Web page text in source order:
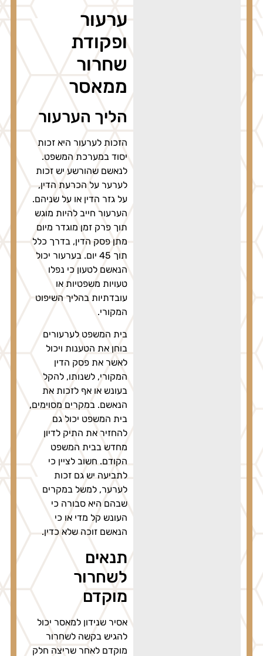
ערעור
ופקודת
שחרור
ממאסר
הליך הערעור
הזכות לערעור היא זכות
יסוד במערכת המשפט.
לנאשם שהורשע יש זכות
לערער על הכרעת הדין,
על גזר הדין או על שניהם.
הערעור חייב להיות מוגש
תוך פרק זמן מוגדר מיום
מתן פסק הדין, בדרך כלל
תוך 45 יום. בערעור יכול
הנאשם לטעון כי נפלו
טעויות משפטיות או
עובדתיות בהליך השיפוט
המקורי.
בית המשפט לערעורים
בוחן את הטענות ויכול
לאשר את פסק הדין
המקורי, לשנותו, להקל
בעונש או אף לזכות את
הנאשם. במקרים מסוימים,
בית המשפט יכול גם
להחזיר את התיק לדיון
מחדש בבית המשפט
הקודם. חשוב לציין כי
לתביעה יש גם זכות
לערער, למשל במקרים
שבהם היא סבורה כי
העונש קל מדי או כי
הנאשם זוכה שלא כדין.
תנאים
לשחרור
מוקדם
אסיר שנידון למאסר יכול
להגיש בקשה לשחרור
מוקדם לאחר שריצה חלק